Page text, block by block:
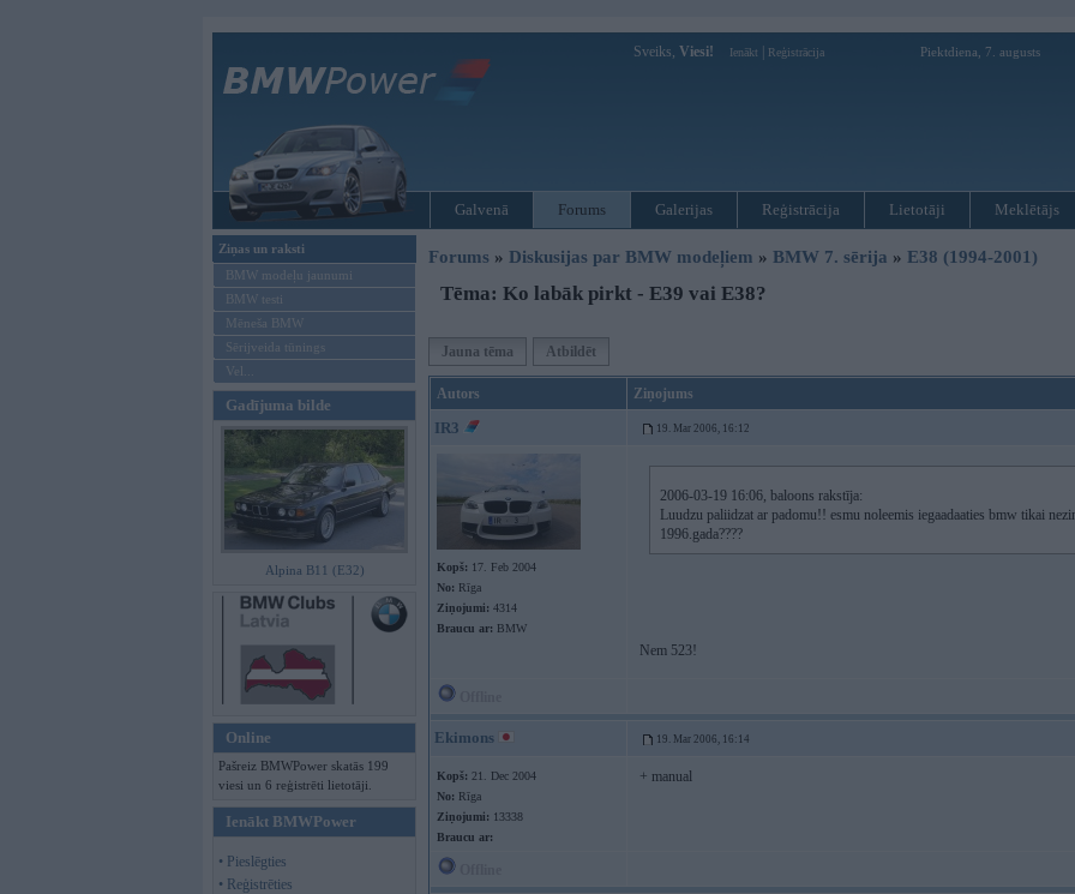
Sveiks, Viesi! Ienākt Reģistrācija Piektdiena, 7. augusts
Galvenā Forums Galerijas Reģistrācija Lietotāji Meklētājs
Ziņas un raksti
BMW modeļu jaunumi
BMW testi
Mēneša BMW
Sērijveida tūnings
Vel...
Gadījuma bilde
Alpina B11 (E32)
Online
Pašreiz BMWPower skatās 199
viesi un 6 reģistrēti lietotāji.
Ienākt BMWPower
• Pieslēgties
• Reģistrēties
Forums » Diskusijas par BMW modeļiem » BMW 7. sērija » E38 (1994-2001)
Tēma: Ko labāk pirkt - E39 vai E38?
Jauna tēma Atbildēt
Autors Ziņojums
IR3 19. Mar 2006, 16:12
Kopš: 17. Feb 2004
No: Rīga
Ziņojumi: 4314
Braucu ar: BMW
2006-03-19 16:06, baloons rakstīja:
Luudzu paliidzat ar padomu!! esmu noleemis iegaadaaties bmw tikai
1996.gada????
Nem 523!
Ekimons 19. Mar 2006, 16:14
Kopš: 21. Dec 2004
No: Rīga
Ziņojumi: 13338
Braucu ar:
+ manual